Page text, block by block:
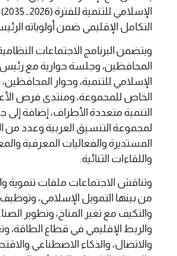
التكامل الإقليمي ضمن أولوياته
ويتضمن البرنامج الاجتماعات
المحافظين، وجلسة حوارية مع
الإسلامي للتنمية، وحوار
الخاص للمجموعة، ومنتدى فرص
التنمية متعددة الأطراف، إضافة
لمجموعة التنسيق العربية وعدد من
المستديرة والفعاليات المعرفية
واللقاءات الثنائية.
وتناقش الاجتماعات ملفات تنموية
من بينها التمويل الإسلامي،
والتكيف مع تغير المناخ، وتطوير
والربط الإقليمي في قطاع الطاقة،
والاتصال، والذكاء الاصطناعي